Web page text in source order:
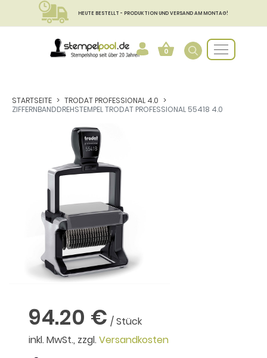
HEUTE BESTELLT - PRODUKTION UND VERSAND AM MONTAG!
0
STARTSEITE
TRODAT PROFESSIONAL 4.0
ZIFFERNBANDDREHSTEMPEL TRODAT PROFESSIONAL 55418 4.0
94.20 € / Stück
inkl. MwSt., zzgl.Versandkosten